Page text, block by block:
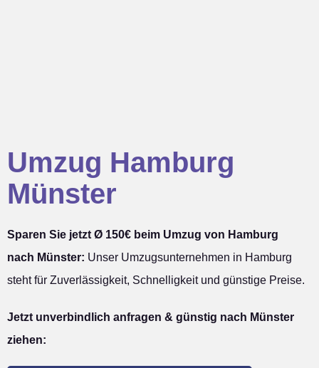
Umzug Hamburg
Münster
Sparen Sie jetzt Ø 150€ beim Umzug von Hamburg
nach Münster: Unser Umzugsunternehmen in Hamburg
steht für Zuverlässigkeit, Schnelligkeit und günstige Preise.
Jetzt unverbindlich anfragen & günstig nach Münster
ziehen: